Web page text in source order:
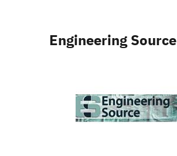
Engineering Source